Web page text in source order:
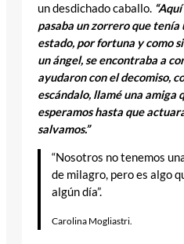
un desdichado caballo.
pasaba un zorrero que tenía
estado, por fortuna y como
un ángel, se encontraba a
ayudaron con el decomiso,
escándalo, llamé una amiga
esperamos hasta que
salvamos.”
“Nosotros no tenemos
de milagro, pero es algo
algún día”.
Carolina Mogliastri.